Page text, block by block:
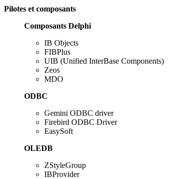
Pilotes et composants
Composants Delphi
IB Objects
FIBPlus
UIB (Unified InterBase Components)
Zeos
MDO
ODBC
Gemini ODBC driver
Firebird ODBC Driver
EasySoft
OLEDB
ZStyleGroup
IBProvider